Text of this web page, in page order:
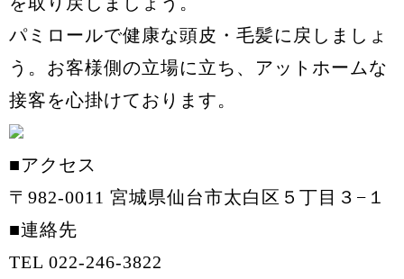
パミロールで健康な頭皮・毛髪に戻しましょ
う。お客様側の立場に立ち、アットホームな
接客を心掛けております。
■アクセス
〒982-0011 宮城県仙台市太白区５丁目３−１
■連絡先
TEL 022-246-3822